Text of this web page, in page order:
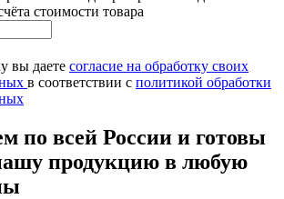
стоимости товара
вы даете согласие на обработку своих
в соответствии с политикой обработки
по всей России и готовы
продукцию в любую